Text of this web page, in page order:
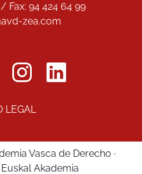
Fax: 94 424 64 99
zea.com
LEGAL
Vasca de Derecho ·
Akademia